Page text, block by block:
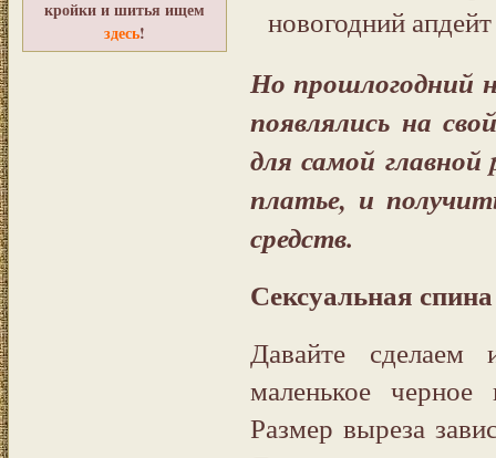
кройки и шитья ищем
здесь!
Но прошлогодний
появлялись на
для самой главной
платье, и
средств.
Сексуальная спина
Давайте
маленькое
Размер выреза